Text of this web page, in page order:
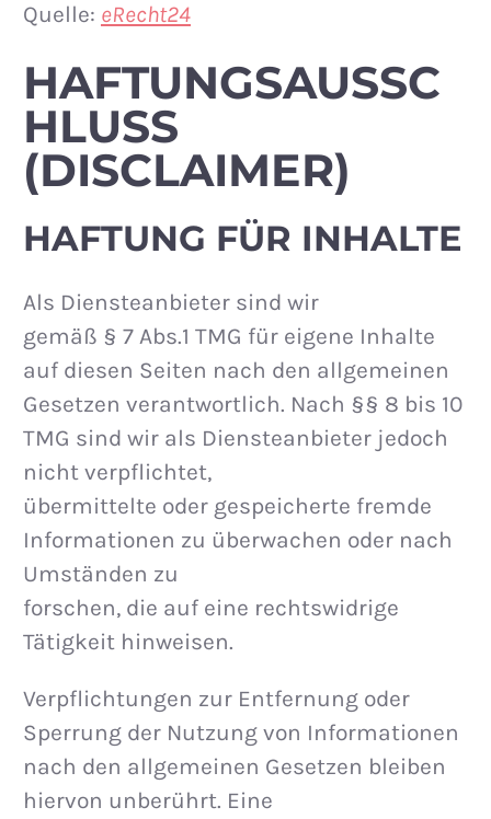
Quelle: eRecht24
HAFTUNGSAUSSC
HLUSS
(DISCLAIMER)
HAFTUNG FÜR INHALTE
Als Diensteanbieter sind wir
gemäß § 7 Abs.1 TMG für eigene Inhalte
auf diesen Seiten nach den allgemeinen
Gesetzen verantwortlich. Nach §§ 8 bis 10
TMG sind wir als Diensteanbieter jedoch
nicht verpflichtet,
übermittelte oder gespeicherte fremde
Informationen zu überwachen oder nach
Umständen zu
forschen, die auf eine rechtswidrige
Tätigkeit hinweisen.
Verpflichtungen zur Entfernung oder
Sperrung der Nutzung von Informationen
nach den allgemeinen Gesetzen bleiben
hiervon unberührt. Eine